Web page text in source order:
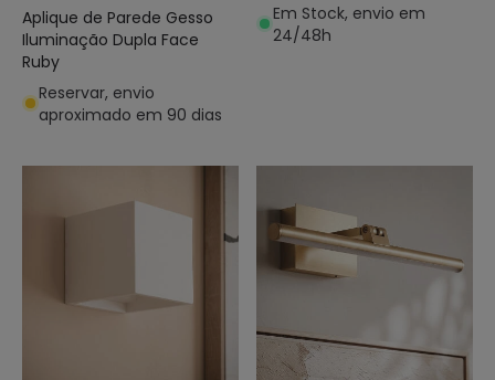
Aplique de Parede Gesso
Iluminação Dupla Face
Ruby
Reservar, envio
aproximado em 90 dias
Em Stock, envio em
24/48h